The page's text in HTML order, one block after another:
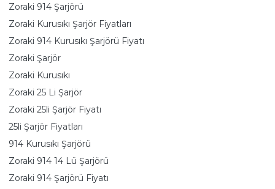
Zoraki 914 Şarjörü
Zoraki Kurusıkı Şarjör Fiyatları
Zoraki 914 Kurusıkı Şarjörü Fiyatı
Zoraki Şarjör
Zoraki Kurusıkı
Zoraki 25 Li Şarjör
Zoraki 25li Şarjör Fiyatı
25li Şarjör Fiyatları
914 Kurusıkı Şarjörü
Zoraki 914 14 Lü Şarjörü
Zoraki 914 Şarjörü Fiyatı